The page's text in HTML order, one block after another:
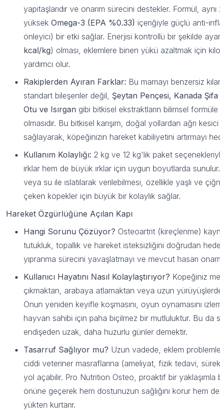
yapıtaşlarıdır ve onarım sürecini destekler. Formül,
yüksek Omega-3 (EPA %0.33) içeriğiyle güçlü anti-
önleyici) bir etki sağlar. Enerjisi kontrollü bir şekilde
kcal/kg) olması, eklemlere binen yükü azaltmak için
yardımcı olur.
Rakiplerden Ayıran Farklar: Bu mamayı benzersiz
standart bileşenler değil, Şeytan Pençesi, Kanada Şifa
Otu ve Isırgan gibi bitkisel ekstraktların bilimsel
olmasıdır. Bu bitkisel karışım, doğal yollardan ağrı
sağlayarak, köpeğinizin hareket kabiliyetini artırmayı
Kullanım Kolaylığı: 2 kg ve 12 kg'lık paket
ırklar hem de büyük ırklar için uygun boyutlarda
veya su ile ıslatılarak verilebilmesi, özellikle yaşlı ve
çeken köpekler için büyük bir kolaylık sağlar.
Hareket Özgürlüğüne Açılan Kapı
Hangi Sorunu Çözüyor? Osteoartrit (kireçlenme)
tutukluk, topallık ve hareket isteksizliğini doğrudan
yıpranma sürecini yavaşlatmayı ve mevcut hasarı
Kullanıcı Hayatını Nasıl Kolaylaştırıyor? Köpeğiniz
çıkmaktan, arabaya atlamaktan veya uzun
Onun yeniden keyifle koşmasını, oyun oynamasını
hayvan sahibi için paha biçilmez bir mutluluktur. Bu da
endişeden uzak, daha huzurlu günler demektir.
Tasarruf Sağlıyor mu? Uzun vadede, eklem
ciddi veteriner masraflarına (ameliyat, fizik tedavi,
yol açabilir. Pro Nutrition Osteo, proaktif bir yaklaşımla
önüne geçerek hem dostunuzun sağlığını korur hem
yükten kurtarır.